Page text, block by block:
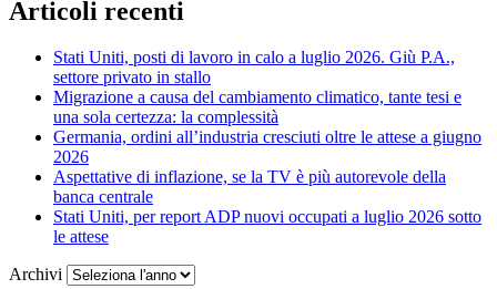
Articoli recenti
Stati Uniti, posti di lavoro in calo a luglio 2026. Giù P.A.,
settore privato in stallo
Migrazione a causa del cambiamento climatico, tante tesi e
una sola certezza: la complessità
Germania, ordini all’industria cresciuti oltre le attese a giugno
2026
Aspettative di inflazione, se la TV è più autorevole della
banca centrale
Stati Uniti, per report ADP nuovi occupati a luglio 2026 sotto
le attese
Archivi